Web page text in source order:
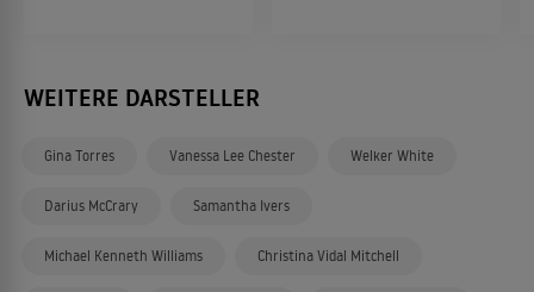
WEITERE DARSTELLER
Gina Torres Vanessa Lee Chester Welker White
Darius McCrary Samantha Ivers
Michael Kenneth Williams Christina Vidal Mitchell